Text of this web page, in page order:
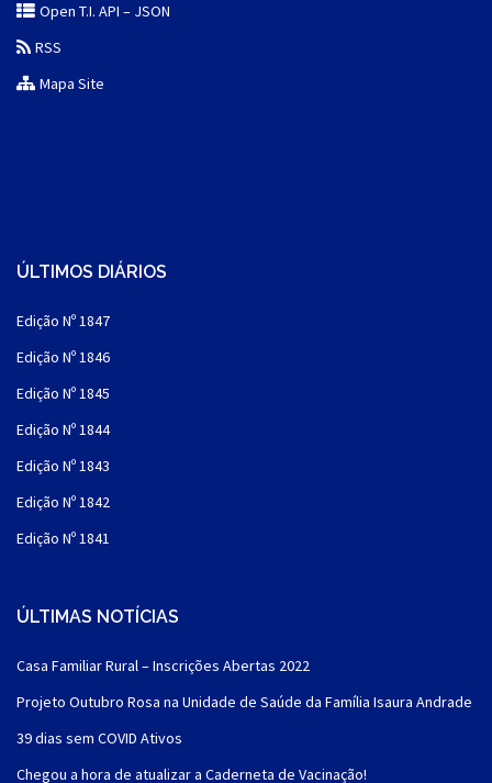
Open T.I. API – JSON
RSS
Mapa Site
ÚLTIMOS DIÁRIOS
Edição Nº 1847
Edição Nº 1846
Edição Nº 1845
Edição Nº 1844
Edição Nº 1843
Edição Nº 1842
Edição Nº 1841
ÚLTIMAS NOTÍCIAS
Casa Familiar Rural – Inscrições Abertas 2022
Projeto Outubro Rosa na Unidade de Saúde da Família Isaura Andrade
39 dias sem COVID Ativos
Chegou a hora de atualizar a Caderneta de Vacinação!